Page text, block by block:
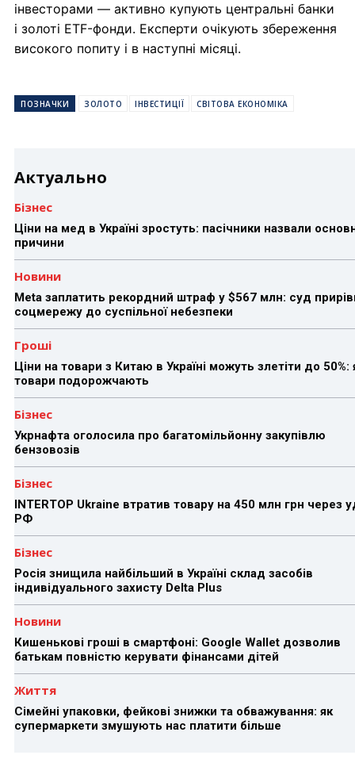
інвесторами — активно купують центральні банки
і золоті ETF-фонди. Експерти очікують збереження
високого попиту і в наступні місяці.
ПОЗНАЧКИ ЗОЛОТО ІНВЕСТИЦІЇ СВІТОВА ЕКОНОМІКА
Актуально
Бізнес
Ціни на мед в Україні зростуть: пасічники назвали
причини
Новини
Meta заплатить рекордний штраф у $567 млн: суд
соцмережу до суспільної небезпеки
Гроші
Ціни на товари з Китаю в Україні можуть злетіти до 50%:
товари подорожчають
Бізнес
Укрнафта оголосила про багатомільйонну закупівлю
бензовозів
Бізнес
INTERTOP Ukraine втратив товару на 450 млн грн через
РФ
Бізнес
Росія знищила найбільший в Україні склад засобів
індивідуального захисту Delta Plus
Новини
Кишенькові гроші в смартфоні: Google Wallet дозволив
батькам повністю керувати фінансами дітей
Життя
Сімейні упаковки, фейкові знижки та обважування: як
супермаркети змушують нас платити більше